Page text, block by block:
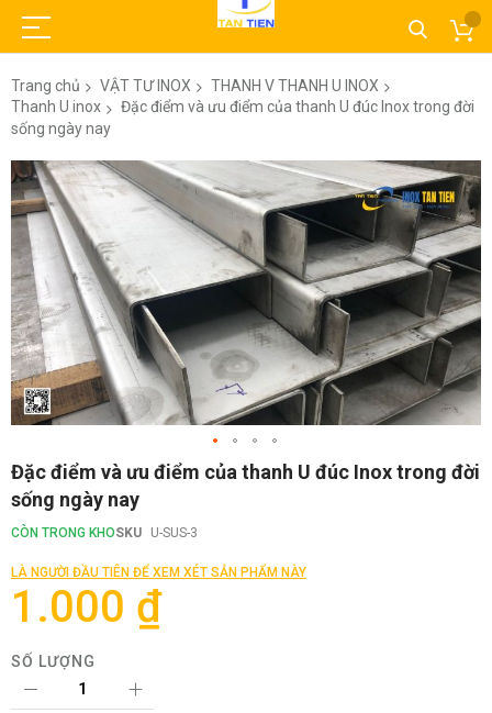
Trang chủ VẬT TƯ INOX
THANH V THANH U INOX
Thanh U inox
Đặc điểm và ưu điểm của thanh U đúc Inox trong đời
sống ngày nay
Chuyển
đến
phần
đầu
của
thư
viện
hình
ảnh
Chuyển
đến
phần
đầu
của
viện
hình
Đặc điểm và ưu điểm của thanh U đúc Inox trong đời
sống ngày nay
CÒN TRONG KHOSKU U-SUS-3
LÀ NGƯỜI ĐẦU TIÊN ĐỂ XEM XÉT SẢN PHẨM NÀY
1.000 ₫
SỐ LƯỢNG